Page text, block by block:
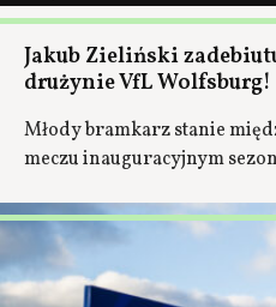
Jakub Zieliński
drużynie VfL Wolfsburg!
Młody bramkarz stanie
meczu inauguracyjnym